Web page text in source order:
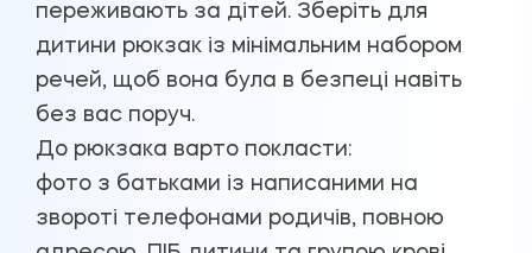
переживають за дітей. Зберіть для
дитини рюкзак із мінімальним набором
речей, щоб вона була в безпеці навіть
без вас поруч.
До рюкзака варто покласти:
фото з батьками із написаними на
звороті телефонами родичів, повною